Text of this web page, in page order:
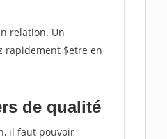
relation. Un
rapidement $etre en
de qualité
il faut pouvoir